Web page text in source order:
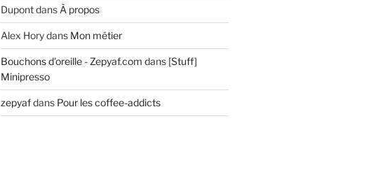
Dupontdans À propos
Alex Horydans Mon métier
Bouchons d’oreille - Zepyaf.com dans [Stuff]
Minipresso
zepyafdans Pour les coffee-addicts